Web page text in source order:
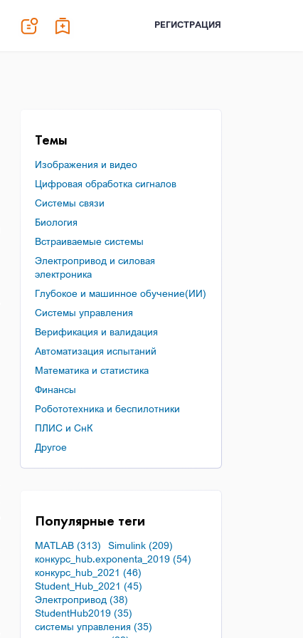
РЕГИСТРАЦИЯ
Темы
Изображения и видео
Цифровая обработка сигналов
Системы связи
Биология
Встраиваемые системы
Электропривод и силовая
электроника
Глубокое и машинное обучение(ИИ)
Системы управления
Верификация и валидация
Автоматизация испытаний
Математика и статистика
Финансы
Робототехника и беспилотники
ПЛИС и СнК
Другое
Популярные теги
MATLAB (313)
Simulink (209)
конкурс_hub.exponenta_2019 (54)
конкурс_hub_2021 (46)
Student_Hub_2021 (45)
Электропривод (38)
StudentHub2019 (35)
системы управления (35)